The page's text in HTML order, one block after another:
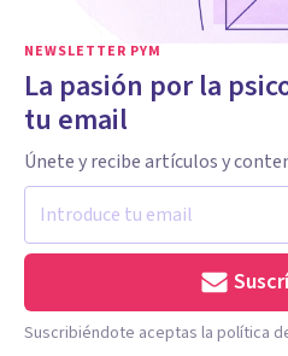
NEWSLETTER PYM
La pasión por la
tu email
Únete y recibe artículos y
Suscribiéndote aceptas la política